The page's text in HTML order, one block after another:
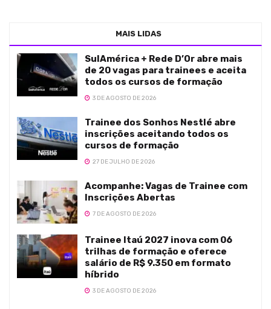
MAIS LIDAS
SulAmérica + Rede D’Or abre mais
de 20 vagas para trainees e aceita
todos os cursos de formação
3 DE AGOSTO DE 2026
Trainee dos Sonhos Nestlé abre
inscrições aceitando todos os
cursos de formação
27 DE JULHO DE 2026
Acompanhe: Vagas de Trainee com
Inscrições Abertas
7 DE AGOSTO DE 2026
Trainee Itaú 2027 inova com 06
trilhas de formação e oferece
salário de R$ 9.350 em formato
híbrido
3 DE AGOSTO DE 2026